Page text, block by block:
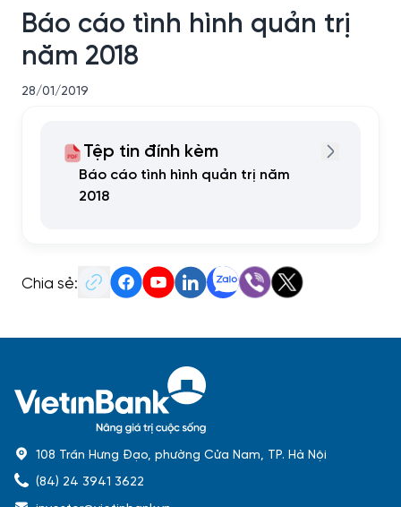
Báo cáo tình hình quản trị
năm 2018
28/01/2019
Tệp tin đính kèm
Báo cáo tình hình quản trị năm
2018
Chia sẻ:
108 Trần Hưng Đạo, phường Cửa Nam, TP. Hà Nội
(84) 24 3941 3622